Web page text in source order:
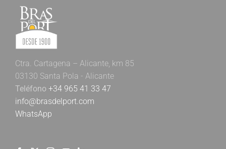
Ctra. Cartagena – Alicante, km 85
03130 Santa Pola - Alicante
Teléfono +34 965 41 33 47
info@brasdelport.com
WhatsApp